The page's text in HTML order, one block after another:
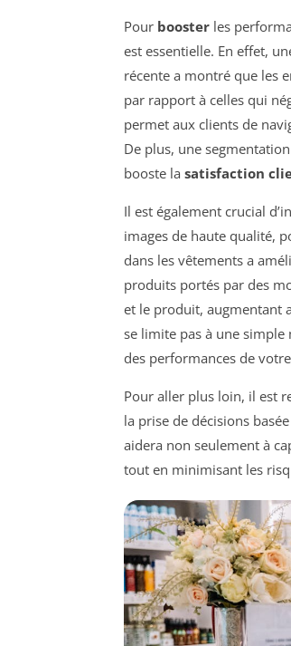
Pour booster les
est essentielle. En effet,
récente a montré que les
par rapport à celles qui
permet aux clients de
De plus, une
booste la satisfaction
Il est également crucial
images de haute qualité,
dans les vêtements a
produits portés par des
et le produit, augmentant
se limite pas à une simple
des performances de
Pour aller plus loin, il est
la prise de décisions
aidera non seulement à
tout en minimisant les